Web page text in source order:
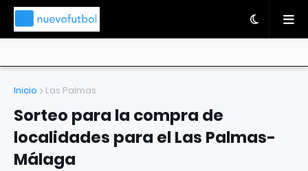
Inicio Las Palmas
Sorteo para la compra de
localidades para el Las Palmas-
Málaga